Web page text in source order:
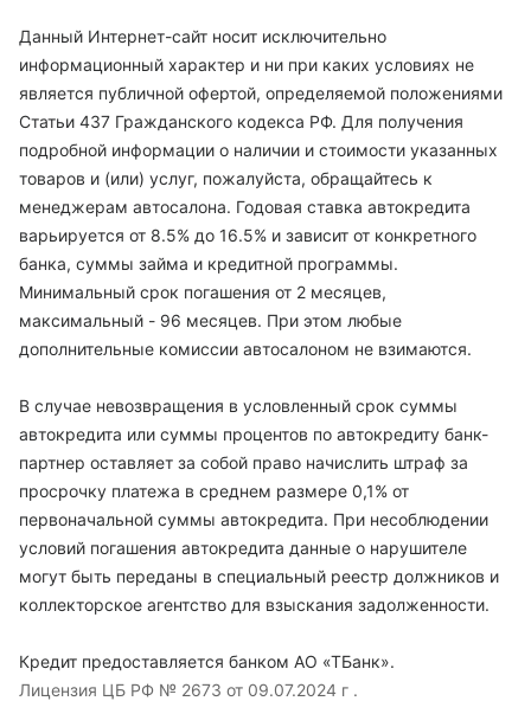
Данный Интернет-сайт носит исключительно
информационный характер и ни при каких условиях не
является публичной офертой, определяемой положениями
Статьи 437 Гражданского кодекса РФ. Для получения
подробной информации о наличии и стоимости указанных
товаров и (или) услуг, пожалуйста, обращайтесь к
менеджерам автосалона. Годовая ставка автокредита
варьируется от 8.5% до 16.5% и зависит от конкретного
банка, суммы займа и кредитной программы.
Минимальный срок погашения от 2 месяцев,
максимальный - 96 месяцев. При этом любые
дополнительные комиссии автосалоном не взимаются.
В случае невозвращения в условленный срок суммы
автокредита или суммы процентов по автокредиту банк-
партнер оставляет за собой право начислить штраф за
просрочку платежа в среднем размере 0,1% от
первоначальной суммы автокредита. При несоблюдении
условий погашения автокредита данные о нарушителе
могут быть переданы в специальный реестр должников и
коллекторское агентство для взыскания задолженности.
Кредит предоставляется банком АО «ТБанк».
Лицензия ЦБ РФ № 2673 от 09.07.2024 г .